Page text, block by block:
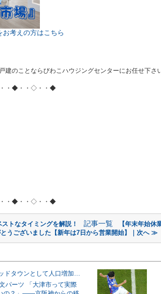
考えの方はこちら
建のことならびわこハウジングセンターにお任せ下さ
・◆・・◇・・◆
・◆・・◇・・◆
トなタイミングを解説！ 記事一覧
【年末年始休
うございました【新年は7日から営業開始】｜次へ ≫
パーツ 「大津市って実際